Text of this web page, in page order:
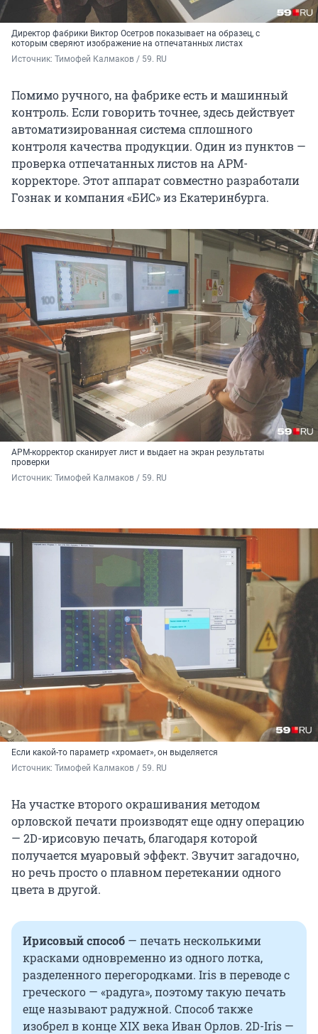
Директор фабрики Виктор Осетров показывает на образец, с
которым сверяют изображение на отпечатанных листах
Источник: Тимофей Калмаков / 59. RU
Помимо ручного, на фабрике есть и машинный
контроль. Если говорить точнее, здесь действует
автоматизированная система сплошного
контроля качества продукции. Один из пунктов —
проверка отпечатанных листов на АРМ-
корректоре. Этот аппарат совместно разработали
Гознак и компания «БИС» из Екатеринбурга.
АРМ-корректор сканирует лист и выдает на экран результаты
проверки
Источник: Тимофей Калмаков / 59. RU
Если какой-то параметр «хромает», он выделяется
Источник: Тимофей Калмаков / 59. RU
На участке второго окрашивания методом
орловской печати производят еще одну операцию
— 2D-ирисовую печать, благодаря которой
получается муаровый эффект. Звучит загадочно,
но речь просто о плавном перетекании одного
цвета в другой.
Ирисовый способ — печать несколькими
красками одновременно из одного лотка,
разделенного перегородками. Iris в переводе с
греческого — «радуга», поэтому такую печать
еще называют радужной. Способ также
изобрел в конце XIX века Иван Орлов. 2D-Iris —